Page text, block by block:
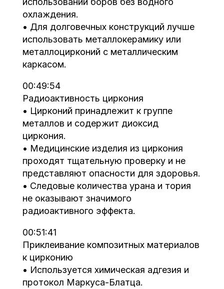
охлаждения.
• Для долговечных конструкций лучше
использовать металлокерамику или
металлоцирконий с металлическим
каркасом.
00:49:54
Радиоактивность циркония
• Цирконий принадлежит к группе
металлов и содержит диоксид
циркония.
• Медицинские изделия из циркония
проходят тщательную проверку и не
представляют опасности для здоровья.
• Следовые количества урана и тория
не оказывают значимого
радиоактивного эффекта.
00:51:41
Приклеивание композитных материалов
к цирконию
• Используется химическая адгезия и
протокол Маркуса-Блатца.